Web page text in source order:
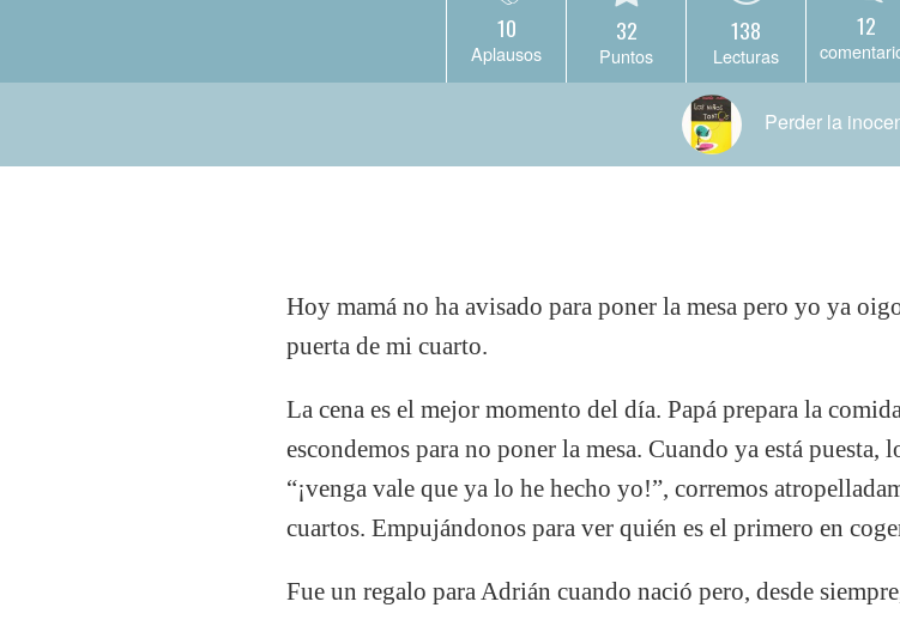
10
Aplausos
32
Puntos
138
Lecturas
12
Perder la
Hoy mamá no ha avisado para poner la mesa pero yo ya
puerta de mi cuarto.
La cena es el mejor momento del día. Papá prepara la
escondemos para no poner la mesa. Cuando ya está puesta,
“¡venga vale que ya lo he hecho yo!”, corremos
cuartos. Empujándonos para ver quién es el primero en
Fue un regalo para Adrián cuando nació pero, desde